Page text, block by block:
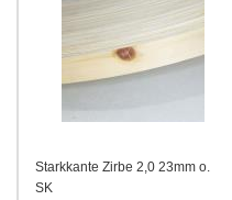
Starkkante Zirbe 2,0 23mm o.
SK